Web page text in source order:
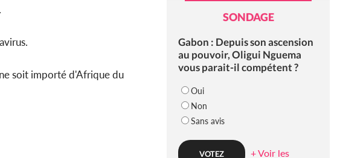
soit importé d'Afrique du
SONDAGE
Gabon : Depuis son ascension
au pouvoir, Oligui Nguema
vous parait-il compétent ?
Oui
Non
Sans avis
+ Voir les